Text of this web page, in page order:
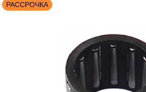
РАССРОЧКА